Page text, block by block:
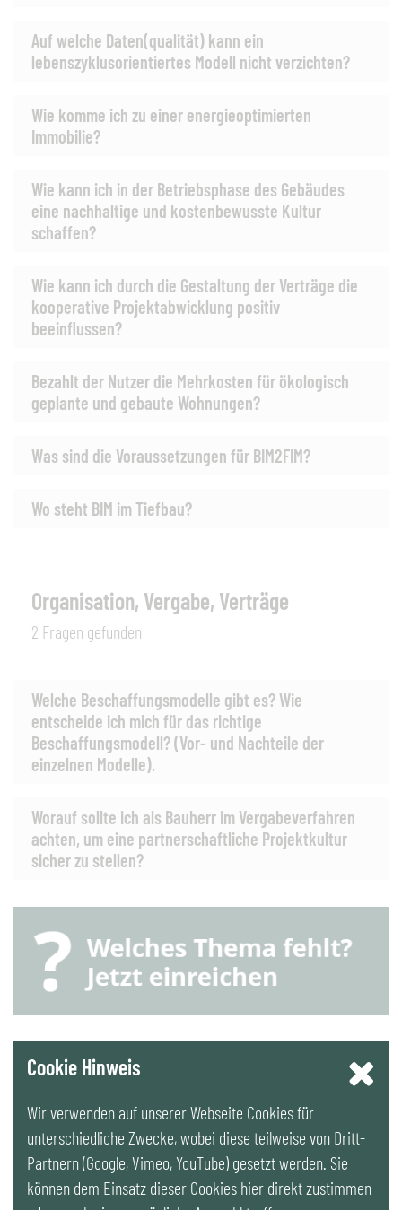
Auf welche Daten(qualität) kann ein
lebenszyklusorientiertes Modell nicht verzichten?
Wie komme ich zu einer energieoptimierten
Immobilie?
Wie kann ich in der Betriebsphase des Gebäudes
eine nachhaltige und kostenbewusste Kultur
schaffen?
Wie kann ich durch die Gestaltung der Verträge die
kooperative Projektabwicklung positiv
beeinflussen?
Bezahlt der Nutzer die Mehrkosten für ökologisch
geplante und gebaute Wohnungen?
Was sind die Voraussetzungen für BIM2FIM?
Wo steht BIM im Tiefbau?
Organisation, Vergabe, Verträge
2 Fragen gefunden
Welche Beschaffungsmodelle gibt es? Wie
entscheide ich mich für das richtige
Beschaffungsmodell? (Vor- und Nachteile der
einzelnen Modelle).
Worauf sollte ich als Bauherr im Vergabeverfahren
achten, um eine partnerschaftliche Projektkultur
sicher zu stellen?
YouTube
LinkedIn
Newsletter
Cookie Hinweis
Wir verwenden auf unserer Webseite Cookies für
unterschiedliche Zwecke, wobei diese teilweise von Dritt-
Partnern (Google, Vimeo, YouTube) gesetzt werden. Sie
können dem Einsatz dieser Cookies hier direkt zustimmen